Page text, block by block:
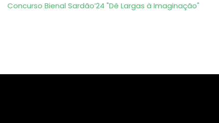
Concurso Bienal Sardão’24 "Dê Largas à Imaginação"